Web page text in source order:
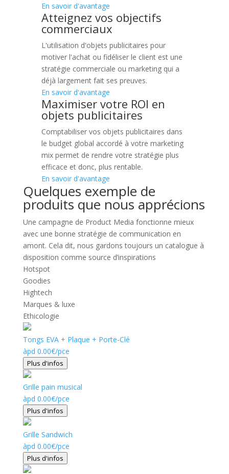
En savoir d'avantage
Atteignez vos objectifs
commerciaux
L'utilisation d'objets publicitaires pour
motiver l'achat ou fidéliser le client est une
stratégie commerciale ou marketing qui a
déjà largement fait ses preuves.
En savoir d'avantage
Maximiser votre ROI en
objets publicitaires
Comptabiliser vos objets publicitaires dans
le budget global accordé à votre marketing
mix permet de rendre votre stratégie plus
efficace et donc, plus rentable.
En savoir d'avantage
Quelques exemple de
produits que nous apprécions
Une campagne de Product Media fonctionne mieux
avec une bonne stratégie de communication en
amont. Cela dit, nous gardons toujours un catalogue à
disposition comme source d’inspirations
Hotspot
Goodies
Hightech
Marques & luxe
Ethicologie
Tongs EVA + Plaque + Porte-Clé
àpd 0.00€/pce
Plus d'infos
Grille pain musical
àpd 0.00€/pce
Plus d'infos
Grille Sandwich
àpd 0.00€/pce
Plus d'infos